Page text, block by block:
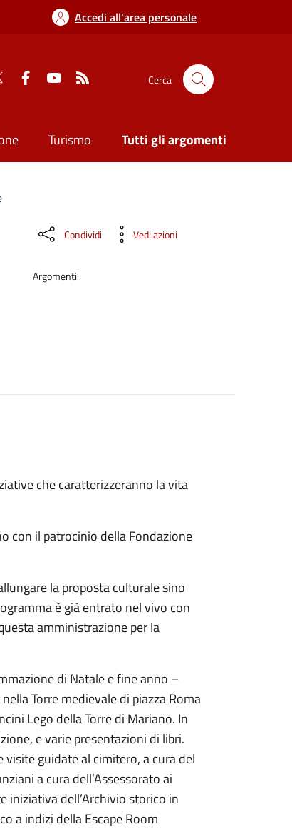
Accedi all'area personale
Cerca
Turismo Tutti gli argomenti
Condividi Vedi azioni
Argomenti:
che caratterizzeranno la vita
con il patrocinio della Fondazione
la proposta culturale sino
è già entrato nel vivo con
amministrazione per la
di Natale e fine anno –
Torre medievale di piazza Roma
Lego della Torre di Mariano. In
e varie presentazioni di libri.
guidate al cimitero, a cura del
a cura dell’Assessorato ai
iniziativa dell’Archivio storico in
a indizi della Escape Room